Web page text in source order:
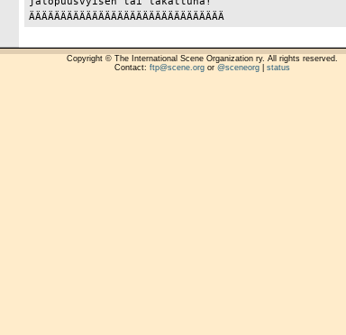
ÄÄÄÄÄÄÄÄÄÄÄÄÄÄÄÄÄÄÄÄÄÄÄÄÄÄÄÄÄÄÄ
Copyright © The International Scene Organization ry. All rights reserved.
Contact: ftp@scene.orgor @sceneorg| status